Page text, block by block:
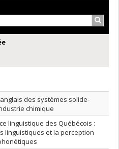
ordre croissant
des systèmes solide-
chimique
linguistique des Québécois :
linguistiques et la perception